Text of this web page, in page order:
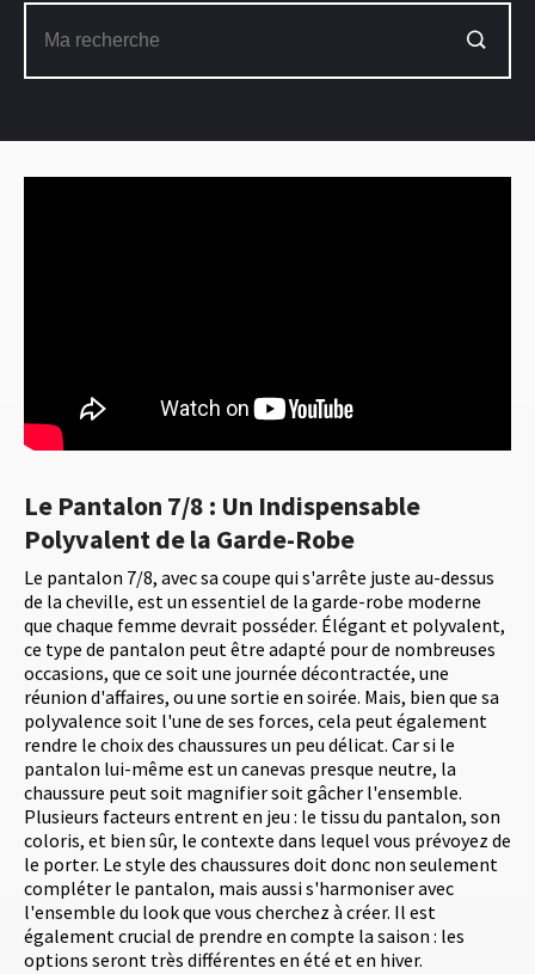
Le Pantalon 7/8 : Un Indispensable
Polyvalent de la Garde-Robe
Le pantalon 7/8, avec sa coupe qui s'arrête juste au-dessus
de la cheville, est un essentiel de la garde-robe moderne
que chaque femme devrait posséder. Élégant et polyvalent,
ce type de pantalon peut être adapté pour de nombreuses
occasions, que ce soit une journée décontractée, une
réunion d'affaires, ou une sortie en soirée. Mais, bien que sa
polyvalence soit l'une de ses forces, cela peut également
rendre le choix des chaussures un peu délicat. Car si le
pantalon lui-même est un canevas presque neutre, la
chaussure peut soit magnifier soit gâcher l'ensemble.
Plusieurs facteurs entrent en jeu : le tissu du pantalon, son
coloris, et bien sûr, le contexte dans lequel vous prévoyez de
le porter. Le style des chaussures doit donc non seulement
compléter le pantalon, mais aussi s'harmoniser avec
l'ensemble du look que vous cherchez à créer. Il est
également crucial de prendre en compte la saison : les
options seront très différentes en été et en hiver.